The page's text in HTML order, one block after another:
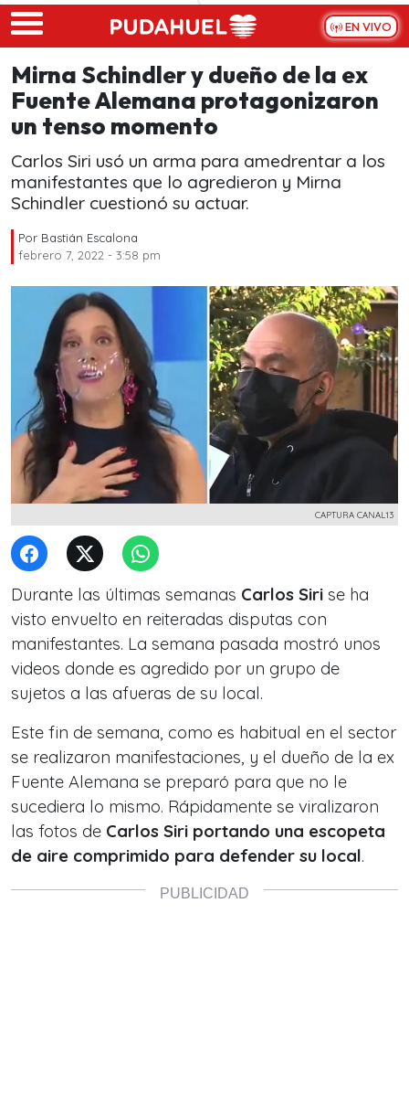
Skip to main content
EN VIVO
Mirna Schindler y dueño de la ex
Fuente Alemana protagonizaron
un tenso momento
Carlos Siri usó un arma para amedrentar a los
manifestantes que lo agredieron y Mirna
Schindler cuestionó su actuar.
Por Bastián Escalona
febrero 7, 2022 - 3:58 pm
CAPTURA CANAL13
Durante las últimas semanas Carlos Siri se ha
visto envuelto en reiteradas disputas con
manifestantes. La semana pasada mostró unos
videos donde es agredido por un grupo de
sujetos a las afueras de su local.
Este fin de semana, como es habitual en el sector
se realizaron manifestaciones, y el dueño de la ex
Fuente Alemana se preparó para que no le
sucediera lo mismo. Rápidamente se viralizaron
las fotos de Carlos Siri portando una escopeta
de aire comprimido para defender su local.